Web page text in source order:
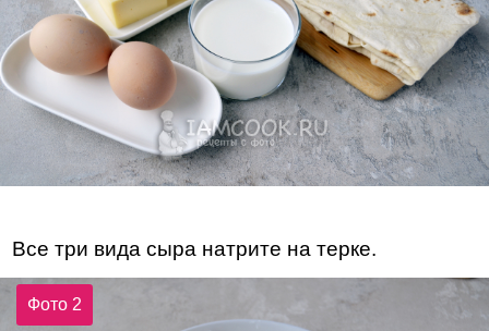
Все три вида сыра натрите на терке.
Фото 2